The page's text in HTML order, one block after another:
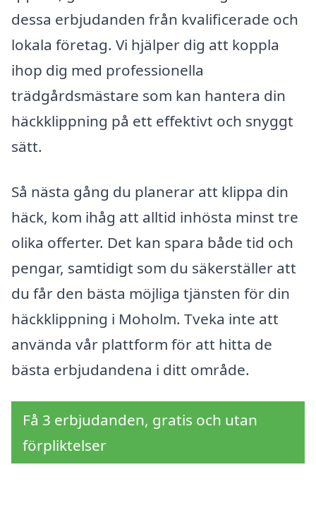
dessa erbjudanden från kvalificerade och
lokala företag. Vi hjälper dig att koppla
ihop dig med professionella
trädgårdsmästare som kan hantera din
häckklippning på ett effektivt och snyggt
sätt.
Så nästa gång du planerar att klippa din
häck, kom ihåg att alltid inhösta minst tre
olika offerter. Det kan spara både tid och
pengar, samtidigt som du säkerställer att
du får den bästa möjliga tjänsten för din
häckklippning i Moholm. Tveka inte att
använda vår plattform för att hitta de
bästa erbjudandena i ditt område.
Få 3 erbjudanden, gratis och utan
förpliktelser